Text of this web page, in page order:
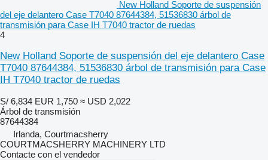
New Holland Soporte de suspensión
del eje delantero Case T7040 87644384, 51536830 árbol de
transmisión para Case IH T7040 tractor de ruedas
4
New Holland Soporte de suspensión del eje delantero Case
T7040 87644384, 51536830 árbol de transmisión para Case
IH T7040 tractor de ruedas
S/ 6,834 EUR 1,750 ≈ USD 2,022
Árbol de transmisión
87644384
Irlanda, Courtmacsherry
COURTMACSHERRY MACHINERY LTD
Contacte con el vendedor